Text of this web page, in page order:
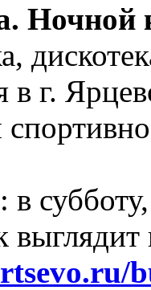
в г.